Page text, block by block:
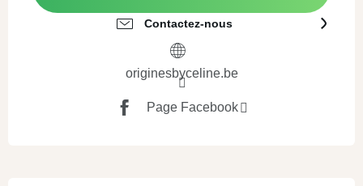
Contactez-nous
originesbyceline.be
Page Facebook